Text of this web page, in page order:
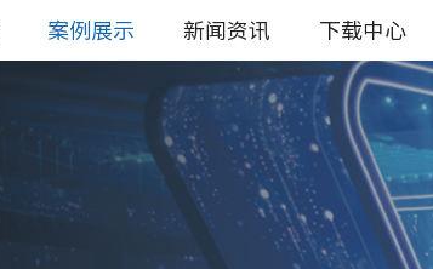
案例展示 新闻资讯 下载中心